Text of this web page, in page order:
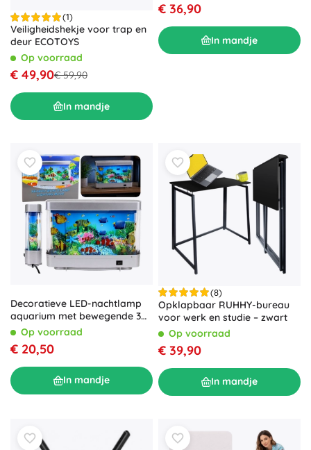
(1)
Veiligheidshekje voor trap en
deur ECOTOYS
Op voorraad
€ 49,90€ 59,90
In mandje
€ 36,90
In mandje
Decoratieve LED-nachtlamp
aquarium met bewegende 3D-
visjesOp voorraad
€ 20,50
In mandje
(8)
Opklapbaar RUHHY-bureau
voor werk en studie – zwart
Op voorraad
€ 39,90
In mandje